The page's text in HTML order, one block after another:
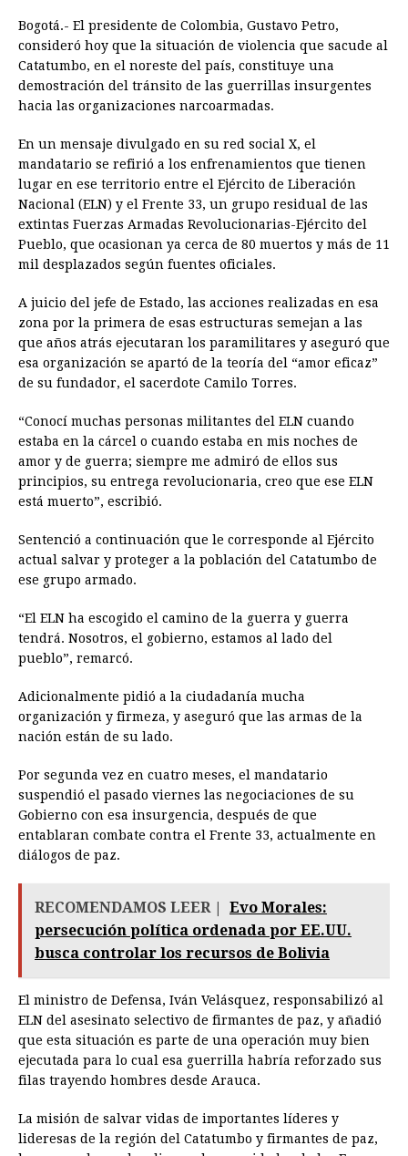
Bogotá.- El presidente de Colombia, Gustavo Petro,
consideró hoy que la situación de violencia que sacude al
Catatumbo, en el noreste del país, constituye una
demostración del tránsito de las guerrillas insurgentes
hacia las organizaciones narcoarmadas.
En un mensaje divulgado en su red social X, el
mandatario se refirió a los enfrenamientos que tienen
lugar en ese territorio entre el Ejército de Liberación
Nacional (ELN) y el Frente 33, un grupo residual de las
extintas Fuerzas Armadas Revolucionarias-Ejército del
Pueblo, que ocasionan ya cerca de 80 muertos y más de 11
mil desplazados según fuentes oficiales.
A juicio del jefe de Estado, las acciones realizadas en esa
zona por la primera de esas estructuras semejan a las
que años atrás ejecutaran los paramilitares y aseguró que
esa organización se apartó de la teoría del “amor eficaz”
de su fundador, el sacerdote Camilo Torres.
“Conocí muchas personas militantes del ELN cuando
estaba en la cárcel o cuando estaba en mis noches de
amor y de guerra; siempre me admiró de ellos sus
principios, su entrega revolucionaria, creo que ese ELN
está muerto”, escribió.
Sentenció a continuación que le corresponde al Ejército
actual salvar y proteger a la población del Catatumbo de
ese grupo armado.
“El ELN ha escogido el camino de la guerra y guerra
tendrá. Nosotros, el gobierno, estamos al lado del
pueblo”, remarcó.
Adicionalmente pidió a la ciudadanía mucha
organización y firmeza, y aseguró que las armas de la
nación están de su lado.
Por segunda vez en cuatro meses, el mandatario
suspendió el pasado viernes las negociaciones de su
Gobierno con esa insurgencia, después de que
entablaran combate contra el Frente 33, actualmente en
diálogos de paz.
RECOMENDAMOS LEER |
Evo Morales:
persecución política ordenada por EE.UU.
busca controlar los recursos de Bolivia
El ministro de Defensa, Iván Velásquez, responsabilizó al
ELN del asesinato selectivo de firmantes de paz, y añadió
que esta situación es parte de una operación muy bien
ejecutada para lo cual esa guerrilla habría reforzado sus
filas trayendo hombres desde Arauca.
La misión de salvar vidas de importantes líderes y
lideresas de la región del Catatumbo y firmantes de paz,